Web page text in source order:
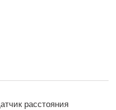
расстояния